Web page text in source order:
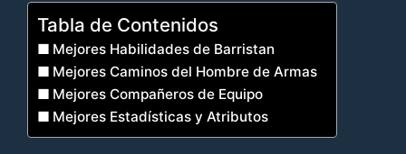
Tabla de Contenidos
Mejores Habilidades de Barristan
Mejores Caminos del Hombre de Armas
Mejores Compañeros de Equipo
Mejores Estadísticas y Atributos